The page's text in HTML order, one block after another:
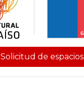
Solicitud de espacios